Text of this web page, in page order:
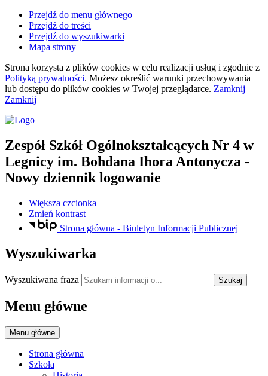
Przejdź do menu głównego
Przejdź do treści
Przejdź do wyszukiwarki
Mapa strony
Strona korzysta z plików cookies w celu realizacji usług i zgodnie z
Polityką prywatności. Możesz określić warunki przechowywania
lub dostępu do plików cookies w Twojej przeglądarce. Zamknij
Zamknij
Zespół Szkół Ogólnokształcących Nr 4 w
Legnicy im. Bohdana Ihora Antonycza -
Nowy dziennik logowanie
Większa czcionka
Zmień kontrast
Strona główna - Biuletyn Informacji Publicznej
Wyszukiwarka
Wyszukiwana fraza Szukaj
Menu główne
Menu główne
Strona główna
Szkoła